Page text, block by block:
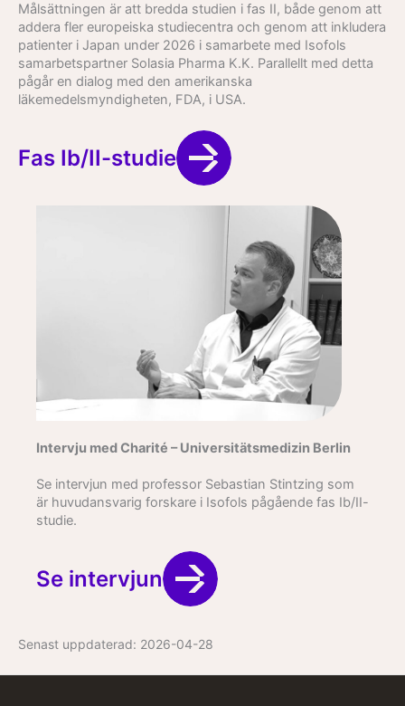
Målsättningen är att bredda studien i fas II, både genom att
addera fler europeiska studiecentra och genom att inkludera
patienter i Japan under 2026 i samarbete med Isofols
samarbetspartner Solasia Pharma K.K. Parallellt med detta
pågår en dialog med den amerikanska
läkemedelsmyndigheten, FDA, i USA.
Fas Ib/II-studie
Intervju med Charité – Universitätsmedizin Berlin
Se intervjun med professor Sebastian Stintzing som
är huvudansvarig forskare i Isofols pågående fas Ib/II-
studie.
Se intervjun
Senast uppdaterad: 2026-04-28